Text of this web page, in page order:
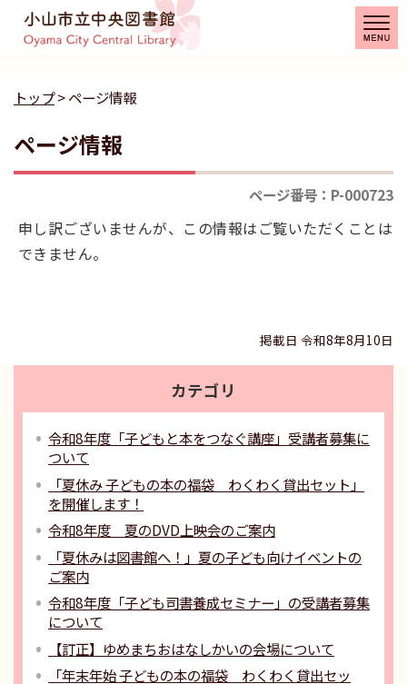
トップ> ページ情報
ページ情報
ページ番号：P-000723
申し訳ございませんが、この情報はご覧いただくことは
できません。
掲載日 令和8年8月10日
カテゴリ
令和8年度「子どもと本をつなぐ講座」受講者募集に
ついて
「夏休み 子どもの本の福袋 わくわく貸出セット」
を開催します！
令和8年度 夏のDVD上映会のご案内
「夏休みは図書館へ！」夏の子ども向けイベントの
ご案内
令和8年度「子ども司書養成セミナー」の受講者募集
について
【訂正】ゆめまちおはなしかいの会場について
「年末年始 子どもの本の福袋 わくわく貸出セッ